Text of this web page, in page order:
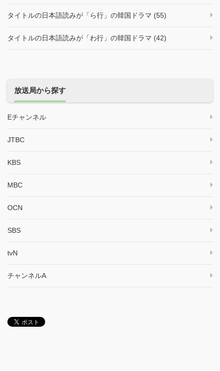
タイトルの日本語読みが「ら行」の韓国ドラマ (55)
タイトルの日本語読みが「わ行」の韓国ドラマ (42)
放送局から探す
Eチャンネル
JTBC
KBS
MBC
OCN
SBS
tvN
チャンネルA